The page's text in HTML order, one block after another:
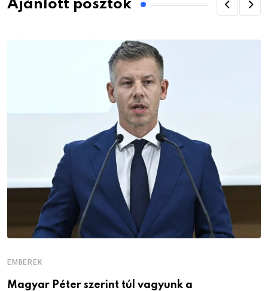
Ajánlott posztok
EMBEREK
Magyar Péter szerint túl vagyunk a